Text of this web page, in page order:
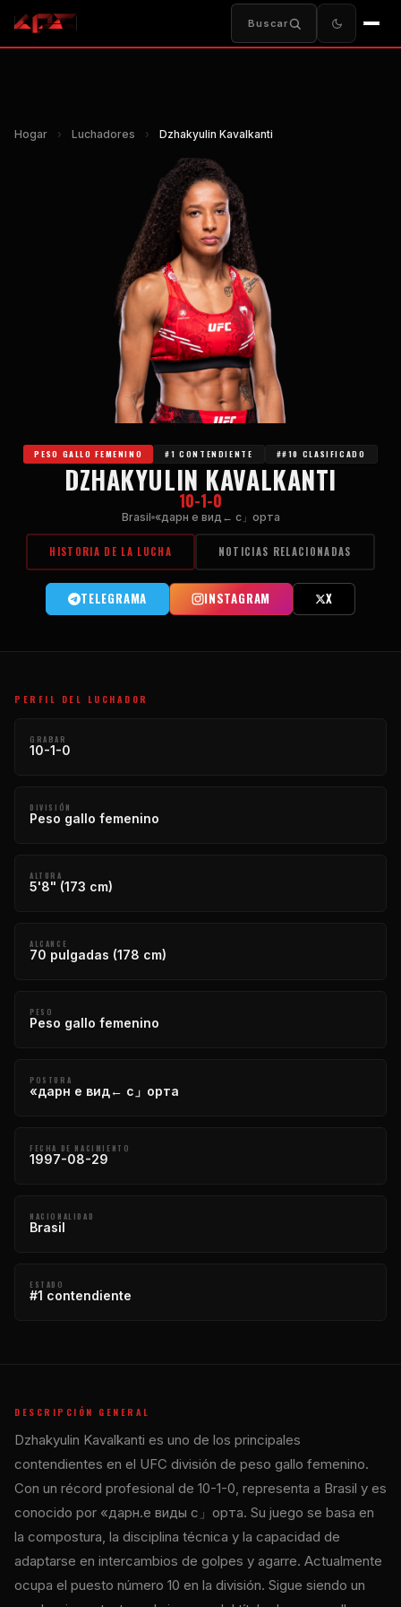
Buscar
Hogar › Luchadores › Dzhakyulin Kavalkanti
PESO GALLO FEMENINO #1 CONTENDIENTE ##10 CLASIFICADO
DZHAKYULIN KAVALKANTI
10-1-0
Brasil «дарн е вид← с」орта
HISTORIA DE LA LUCHA NOTICIAS RELACIONADAS
TELEGRAMA INSTAGRAM X
PERFIL DEL LUCHADOR
GRABAR
10-1-0
DIVISIÓN
Peso gallo femenino
ALTURA
5'8" (173 cm)
ALCANCE
70 pulgadas (178 cm)
PESO
Peso gallo femenino
POSTURA
«дарн е вид← с」орта
FECHA DE NACIMIENTO
1997-08-29
NACIONALIDAD
Brasil
ESTADO
#1 contendiente
DESCRIPCIÓN GENERAL
Dzhakyulin Kavalkanti es uno de los principales
contendientes en el UFC división de peso gallo femenino.
Con un récord profesional de 10-1-0, representa a Brasil y es
conocido por «дарн.е виды с」орта. Su juego se basa en
la compostura, la disciplina técnica y la capacidad de
adaptarse en intercambios de golpes y agarre. Actualmente
ocupa el puesto número 10 en la división. Sigue siendo un